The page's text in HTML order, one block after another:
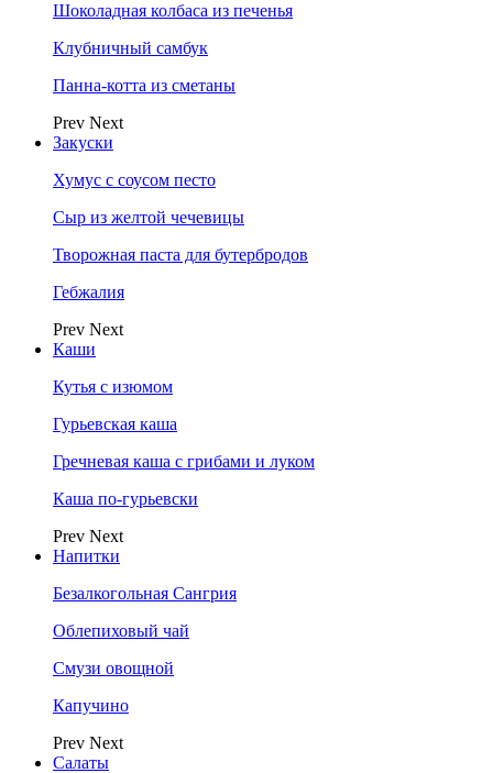
Шоколадная колбаса из печенья
Клубничный самбук
Панна-котта из сметаны
Prev Next
Закуски
Хумус с соусом песто
Сыр из желтой чечевицы
Творожная паста для бутербродов
Гебжалия
Prev Next
Каши
Кутья с изюмом
Гурьевская каша
Гречневая каша с грибами и луком
Каша по-гурьевски
Prev Next
Напитки
Безалкогольная Сангрия
Облепиховый чай
Смузи овощной
Капучино
Prev Next
Салаты